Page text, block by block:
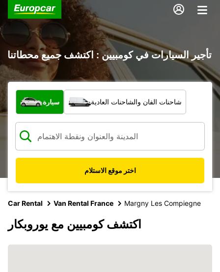
تأجير السيارات في كومبيين : اكتشف جميع محطاتنا
ما نوع المركبة؟
سيارة شاحنات الفان والشاحنات العادية
اختر موقع الاستلام
Car Rental Van Rental France Margny Les Compiegne
اكتشف كومبيين مع يوروبكار